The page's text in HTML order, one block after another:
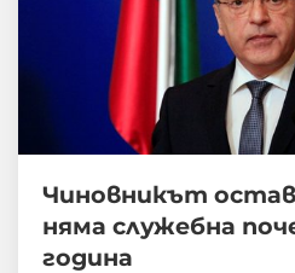
Чиновникът
няма служебна
година